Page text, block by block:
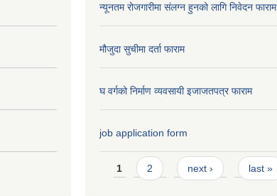
न्यूनतम रोजगारीमा संलग्न हुनको लागि निवेदन फाराम
मौजुदा सुचीमा दर्ता फाराम
घ वर्गको निर्माण व्यवसायी इजाजतपत्र फाराम
job application form
Pages
1 2 next › last »